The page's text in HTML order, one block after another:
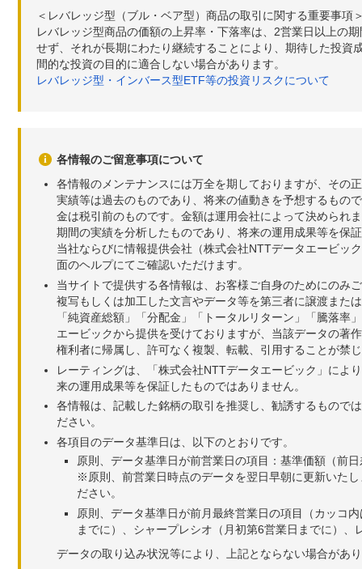
＜レバレッジ型（ブル・ベア型）商品の取引に関する重要事項
レバレッジ型商品の価額の上昇率・下落率は、2営業日以上の
せず、それが長期にわたり継続することにより、期待した投
間的な投資の目的に適合しない場合があります。
レバレッジ型・インバース型ETF等の投資リスクについて
各情報のご留意事項について
各情報のメンテナンスには万全を期しておりますが、その
実績等は過去のものであり、将来の値動きを予想するもの
金は税引前のものです。金額は運用会社によって決められ
期間の実績を分析したものであり、将来の運用成果等を保
当社ならびに情報提供会社（株式会社NTTデータエービッ
面のヘルプにてご確認いただけます。
当サイトで提供する各情報は、お客様ご自身のためにのみ
複写もしくは加工した文言やデータ等を第三者に譲渡また
「純資産総額」「分配金」「トータルリターン」「騰落
エービックから提供を受けておりますが、当該データの著
権利者に帰属し、許可なく複製、転載、引用することが禁
レーティングは、「株式会社NTTデータエービック」によ
来の運用成果等を保証したものではありません。
各情報は、記載した銘柄の取引を推奨し、勧誘するもので
ださい。
各項目のデータ基準日は、以下のとおりです。
原則、データ基準日が前営業日の項目：基準価額（前
※原則、前営業日時点のデータを翌日早朝に更新いた
ださい。
原則、データ基準日が前月最終営業日の項目（カッコ
までに）、シャープレシオ（月初第6営業日までに）
データの取り込み状況等により、上記とならない場合があ